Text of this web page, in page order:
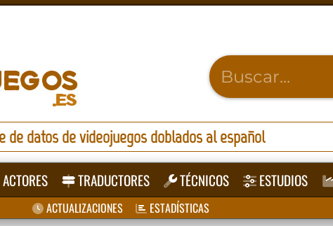
de datos de videojuegos doblados al español
ACTORES TRADUCTORES TÉCNICOS ESTUDIOS
ACTUALIZACIONES ESTADÍSTICAS